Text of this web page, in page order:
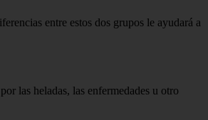
entre estos dos grupos le ayudará a
las heladas, las enfermedades u otro